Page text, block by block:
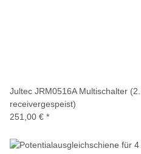
Jultec JRM0516A Multischalter
receivergespeist)
251,00 € *